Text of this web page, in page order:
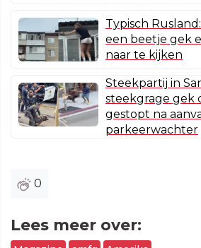
Typisch
een beetje gek
naar te kijken
Steekpartij in
steekgrage gek
gestopt na
parkeerwachter
0
Lees meer over: